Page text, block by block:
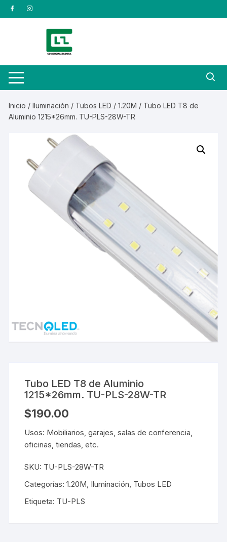
Saltar
al
Inicio /Iluminación / Tubos LED /1.20M / Tubo LED T8 de
Aluminio 1215*26mm. TU-PLS-28W-TR
Tubo LED T8 de Aluminio
1215*26mm. TU-PLS-28W-TR
$190.00
Usos: Mobiliarios, garajes, salas de conferencia,
oficinas, tiendas, etc.
SKU: TU-PLS-28W-TR
Categorías:1.20M Iluminación Tubos LED
Etiqueta: TU-PLS